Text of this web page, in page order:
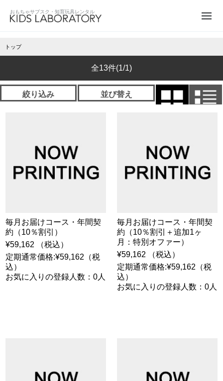
トップ
全13件(1/1)
絞り込み 並び替え
毎月お届けコース・年間契
約（10％割引）
¥59,162 （税込）
定期通常価格:¥59,162（税
込）
お気に入りの登録人数：0人
毎月お届けコース・年間契
約（10％割引＋追加1ヶ
月：特別オファー）
¥59,162 （税込）
定期通常価格:¥59,162（税
込）
お気に入りの登録人数：0人